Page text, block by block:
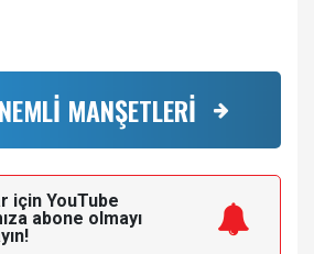
MANŞETLERİ
için YouTube
abone olmayı